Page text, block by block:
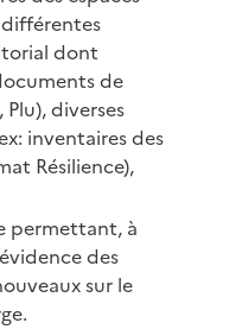
dont
de
diverses
inventaires des
Résilience),
permettant, à
des
sur le